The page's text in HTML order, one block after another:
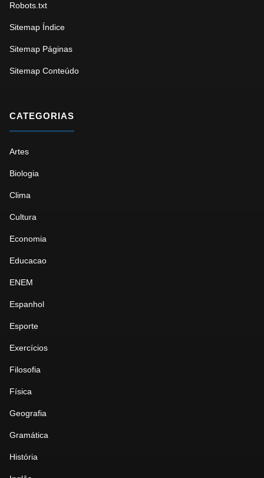
Robots.txt
Sitemap Índice
Sitemap Páginas
Sitemap Conteúdo
CATEGORIAS
Artes
Biologia
Clima
Cultura
Economia
Educacao
ENEM
Espanhol
Esporte
Exercícios
Filosofia
Física
Geografia
Gramática
História